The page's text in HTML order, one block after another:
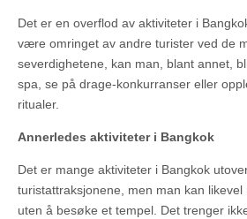
Det er en overflod av aktiviteter i
være omringet av andre turister ved de
severdighetene, kan man, blant annet,
spa, se på drage-konkurranser eller
ritualer.
Annerledes aktiviteter i Bangkok
Det er mange aktiviteter i Bangkok
turistattraksjonene, men man kan
uten å besøke et tempel. Det trenger